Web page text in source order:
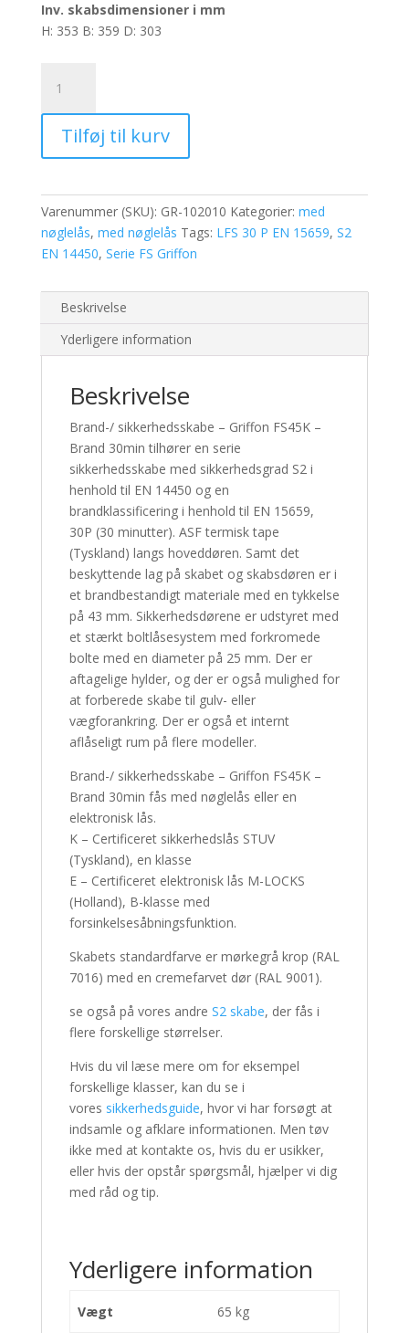
Inv. skabsdimensioner i mm
H: 353 B: 359 D: 303
sikkerhedsskabe
-
Griffon
FS45K
Brand
30min
antal
Tilføj til kurv
Varenummer (SKU): GR-102010 Kategorier: med
nøglelås, med nøglelås Tags: LFS 30 P EN 15659, S2
EN 14450, Serie FS Griffon
Beskrivelse
Yderligere information
Beskrivelse
Brand-/ sikkerhedsskabe – Griffon FS45K –
Brand 30min tilhører en serie
sikkerhedsskabe med sikkerhedsgrad S2 i
henhold til EN 14450 og en
brandklassificering i henhold til EN 15659,
30P (30 minutter). ASF termisk tape
(Tyskland) langs hoveddøren. Samt det
beskyttende lag på skabet og skabsdøren er i
et brandbestandigt materiale med en tykkelse
på 43 mm. Sikkerhedsdørene er udstyret med
et stærkt boltlåsesystem med forkromede
bolte med en diameter på 25 mm. Der er
aftagelige hylder, og der er også mulighed for
at forberede skabe til gulv- eller
vægforankring. Der er også et internt
aflåseligt rum på flere modeller.
Brand-/ sikkerhedsskabe – Griffon FS45K –
Brand 30min fås med nøglelås eller en
elektronisk lås.
K – Certificeret sikkerhedslås STUV
(Tyskland), en klasse
E – Certificeret elektronisk lås M-LOCKS
(Holland), B-klasse med
forsinkelsesåbningsfunktion.
Skabets standardfarve er mørkegrå krop (RAL
7016) med en cremefarvet dør (RAL 9001).
se også på vores andre S2 skabe, der fås i
flere forskellige størrelser.
Hvis du vil læse mere om for eksempel
forskellige klasser, kan du se i
vores sikkerhedsguide, hvor vi har forsøgt at
indsamle og afklare informationen. Men tøv
ikke med at kontakte os, hvis du er usikker,
eller hvis der opstår spørgsmål, hjælper vi dig
med råd og tip.
Yderligere information
Vægt 65 kg